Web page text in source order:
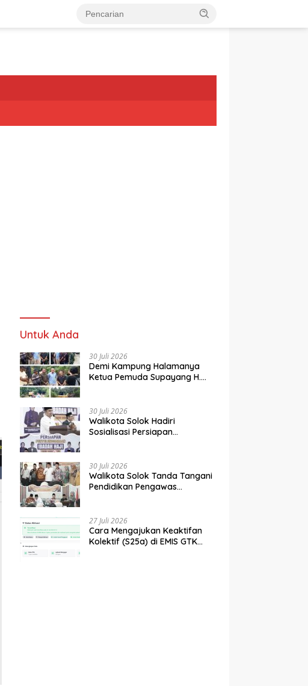
Untuk Anda
30 Juli 2026
Demi Kampung Halamanya
Ketua Pemuda Supayang H.
Simpang Tabek Menuju
Supayang
30 Juli 2026
Walikota Solok Hadiri
Sosialisasi Persiapan
30 Juli 2026
Walikota Solok Tanda Tangani
Pendidikan Pengawas
27 Juli 2026
Cara Mengajukan Keaktifan
Kolektif (S25a) di EMIS GTK